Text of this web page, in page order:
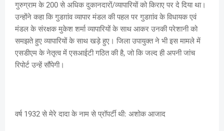
गुरुग्राम के 200 से अधिक दुकानदारों/व्यापारियों को किराए पर दे दिया था।
उन्होंने कहा कि गुडग़ांव व्यापार मंडल की पहल पर गुडग़ांव के विधायक एवं
मंडल के संरक्षक मुकेश शर्मा व्यापारियों के साथ आकर उनकी परेशानी को
समझते हुए व्यापारियों के साथ खड़े हुए। जिला उपायुक्त ने भी इस मामले में
एसडीएम के नेतृत्व में एसआईटी गठित की है, जो कि जल्द ही अपनी जांच
रिपोर्ट उन्हें सौंपेगी।
वर्ष 1932 से मेरे दादा के नाम से प्रॉपर्टी थी: अशोक आजाद